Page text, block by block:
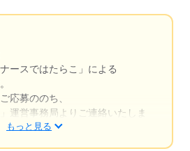
ースではたらこ」による
応募ののち、
運営事務局よりご連絡いたしま
もっと見る